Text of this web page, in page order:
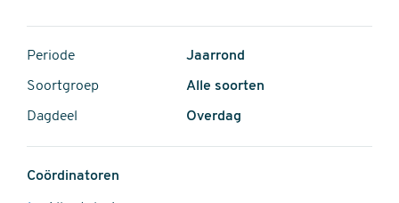
Periode Jaarrond
Soortgroep Alle soorten
Dagdeel Overdag
Coördinatoren